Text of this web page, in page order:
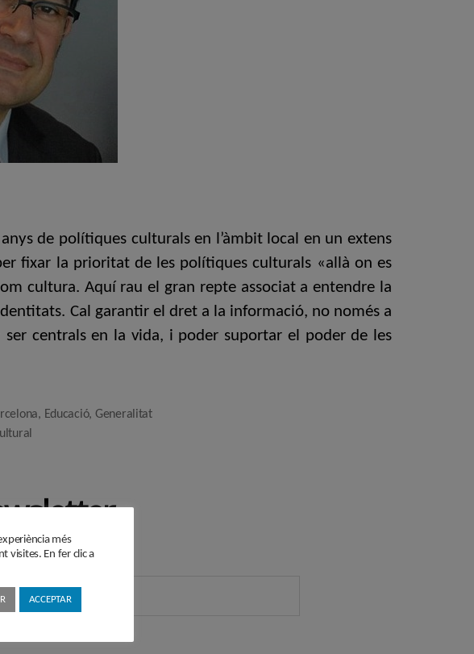
de polítiques culturals en l’àmbit local en un extens
fixar la prioritat de les polítiques culturals «allà on es
cultura. Aquí rau el gran repte associat a entendre la
Cal garantir el dret a la informació, no només a
centrals en la vida, i poder suportar el poder de les
, Educació, Generalitat
més
visites. En fer clic a
ACCEPTAR